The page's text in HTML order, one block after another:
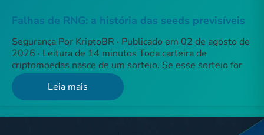
Falhas de RNG: a história das seeds previsíveis
Segurança Por KriptoBR · Publicado em 02 de agosto de
2026 · Leitura de 14 minutos Toda carteira de
criptomoedas nasce de um sorteio. Se esse sorteio for
Leia mais